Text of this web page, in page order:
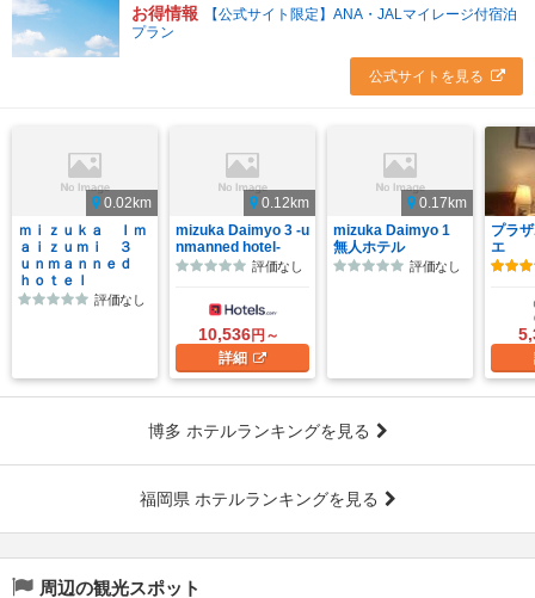
お得情報
【公式サイト限定】ANA・JALマイレージ付宿泊
プラン
公式サイトを見る
0.02km
ｍｉｚｕｋａ Ｉｍ
ａｉｚｕｍｉ ３
ｕｎｍａｎｎｅｄ
ｈｏｔｅｌ
評価なし
0.12km
mizuka Daimyo 3 ‐u
nmanned hotel‐
評価なし
10,536円～
詳細
0.17km
mizuka Daimyo 1
無人ホテル
評価なし
プラ
エ
博多 ホテルランキングを見る
福岡県 ホテルランキングを見る
周辺の観光スポット